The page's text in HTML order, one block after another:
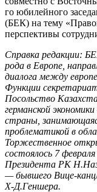
го юбилейного
(БЕК) на тему
перспективы
Справка редакции:
рода в Европе,
диалога между
Функции
Посольство
германской
страны,
проблематикой в
Торжественное
состоялось 7
Президента РК
— бывшего Вице-
Х-Д.Геншера.